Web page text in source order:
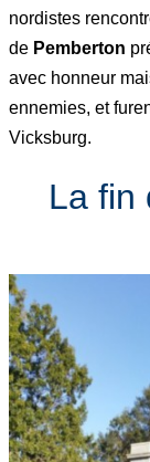
nordistes
de Pemberton
avec honneur
ennemies, et
Vicksburg.
La fin